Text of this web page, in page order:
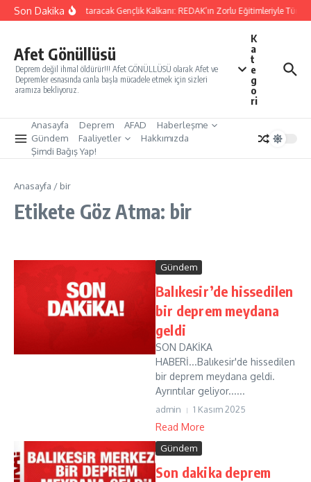
İçeriğe atla
Son DakikaYarınları Kurtaracak Gençlik Kalkanı: REDAK’ın Zorlu Eğitimleriyle
Afet Gönüllüsü
Deprem değil ihmal öldürür!!! Afet GÖNÜLLÜSÜ olarak Afet ve
Depremler esnasında canla başla mücadele etmek için sizleri
aramıza bekliyoruz.
K
a
t
e
g
o
ri
Anasayfa Deprem AFAD
Haberleşme
Gündem
Faaliyetler
Hakkımızda
Şimdi Bağış Yap!
Anasayfa / bir
Etikete Göz Atma: bir
Gündem
Balıkesir’de hissedilen
bir deprem meydana
geldi
SON DAKİKA
HABERİ...Balıkesir'de hissedilen
bir deprem meydana geldi.
Ayrıntılar geliyor......
admin 1 Kasım 2025
Read More
Gündem
Son dakika deprem